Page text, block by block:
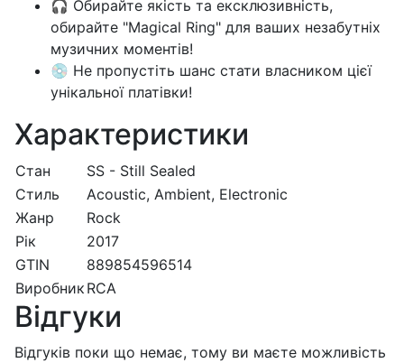
🎧 Обирайте якість та ексклюзивність,
обирайте "Magical Ring" для ваших незабутніх
музичних моментів!
💿 Не пропустіть шанс стати власником цієї
унікальної платівки!
Характеристики
Стан
SS - Still Sealed
Стиль
Acoustic, Ambient, Electronic
Жанр
Rock
Рік
2017
GTIN
889854596514
Виробник RCA
Відгуки
Відгуків поки що немає, тому ви маєте можливість